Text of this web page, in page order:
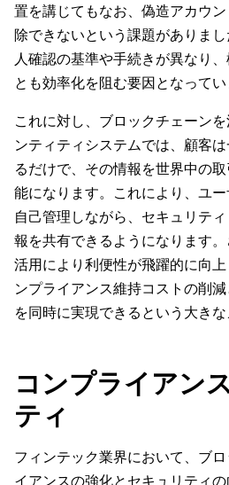
置を講じてもなお、偽造アカウ
除できないという課題がありま
人確認の基準や手続きが異なり
とも効率化を阻む要因となってい
これに対し、ブロックチェーン
ンティティシステムでは、顧客
るだけで、その情報を世界中の
能になります。これにより、ユ
自己管理しながら、セキュリテ
報を共有できるようになります
活用により利便性が飛躍的に向
ンプライアンス維持コストの削
を同時に実現できるという大きな
コンプライアン
ティ
フィンテック業界において、ブ
イアンスの強化とセキュリティ